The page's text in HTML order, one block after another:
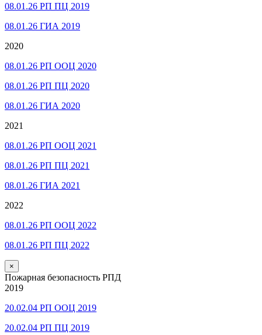
08.01.26 РП ПЦ 2019
08.01.26 ГИА 2019
2020
08.01.26 РП ООЦ 2020
08.01.26 РП ПЦ 2020
08.01.26 ГИА 2020
2021
08.01.26 РП ООЦ 2021
08.01.26 РП ПЦ 2021
08.01.26 ГИА 2021
2022
08.01.26 РП ООЦ 2022
08.01.26 РП ПЦ 2022
×
Пожарная безопасность РПД
2019
20.02.04 РП ООЦ 2019
20.02.04 РП ПЦ 2019